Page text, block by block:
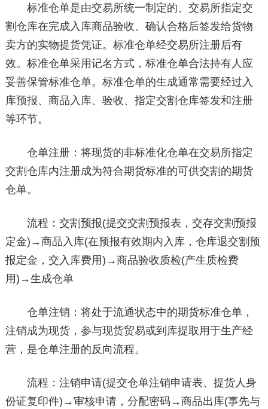
标准仓单是由交易所统一制定的、交易所指定交
割仓库在完成入库商品验收、确认合格后签发给货物
卖方的实物提货凭证。标准仓单经交易所注册后有
效。标准仓单采用记名方式，标准仓单合法持有人应
妥善保管标准仓单。标准仓单的生成通常需要经过入
库预报、商品入库、验收、指定交割仓库签发和注册
等环节。
仓单注册：将现货的非标准化仓单在交易所指定
交割仓库内注册成为符合期货标准的可供交割的期货
仓单。
流程：交割预报(提交交割预报表，交存交割预报
定金)→商品入库(在预报有效期内入库，仓库退交割预
报定金，交入库费用)→商品验收质检(产生质检费
用)→生成仓单
仓单注销：将处于流通状态中的期货标准仓单，
注销成为现货，参与现货贸易或到库提取用于生产经
营，是仓单注册的反向流程。
流程：注销申请(提交仓单注销申请表、提货人身
份证复印件)→审核申请，分配密码→商品出库(事先与